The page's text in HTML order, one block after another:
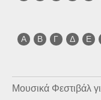
Α Β Γ Δ Ε
Μουσικά Φεστιβάλ